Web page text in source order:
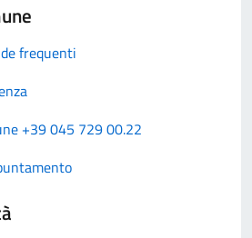
frequenti
+39 045 729 00.22